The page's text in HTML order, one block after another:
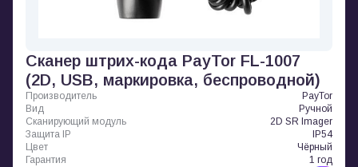
Сканер штрих-кода PayTor FL-1007
(2D, USB, маркировка, беспроводной)
Производитель
PayTor
Вид
Ручной
Сканирующий модуль
2D SR Imager
Защита IP
IP54
Цвет
Чёрный
Гарантия
1 год